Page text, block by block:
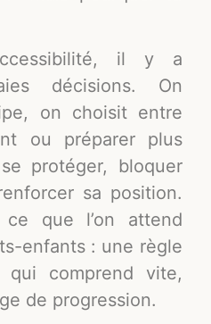
il y a
décisions. On
on choisit entre
ou préparer plus
protéger, bloquer
sa position.
ce que l’on attend
enfants : une règle
qui comprend vite,
de progression.